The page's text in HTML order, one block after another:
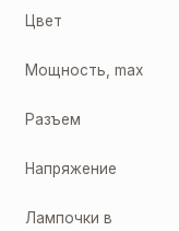
Цвет
Мощность, max
Разъем
Напряжение
Лампочки в